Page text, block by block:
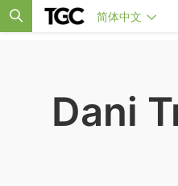
简体中文
Dani